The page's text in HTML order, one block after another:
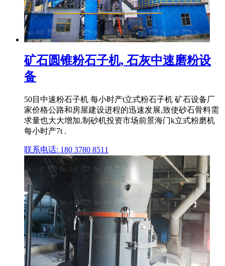
矿石圆锥粉石子机, 石灰中速磨粉设
备
50目中速粉石子机 每小时产t立式粉石子机 矿石设备厂
家价格公路和房屋建设进程的迅速发展,致使砂石骨料需
求量也大大增加,制砂机投资市场前景海门k立式粉磨机
每小时产7t .
联系电话: 180 3780 8511